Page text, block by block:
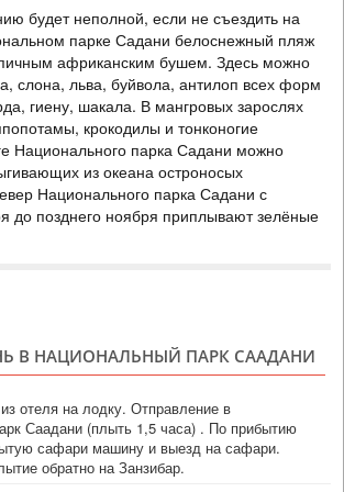
PRICE BY REQUEST
3 DAYS
в Серенгети - это роскошный отдых в
Приготовьтесь к незабываемым
приключениям в уединенном кемпе,
исследовательских лагерей 1920-х гг. Он
равнин Серенгети, где обитает
и проходит самая большая на планете
зебр. 9 роскошных номеров, богато о...
будет неполной, если не съездить на
парке Садани белоснежный пляж
африканским бушем. Здесь можно
слона, льва, буйвола, антилоп всех форм
гиену, шакала. В мангровых зарослях
крокодилы и тонконогие
Национального парка Садани можно
из океана остроносых
Национального парка Садани с
до позднего ноября приплывают зелёные
В НАЦИОНАЛЬНЫЙ ПАРК СААДАНИ
отеля на лодку. Отправление в
Саадани (плыть 1,5 часа) . По прибытию
сафари машину и выезд на сафари.
обратно на Занзибар.